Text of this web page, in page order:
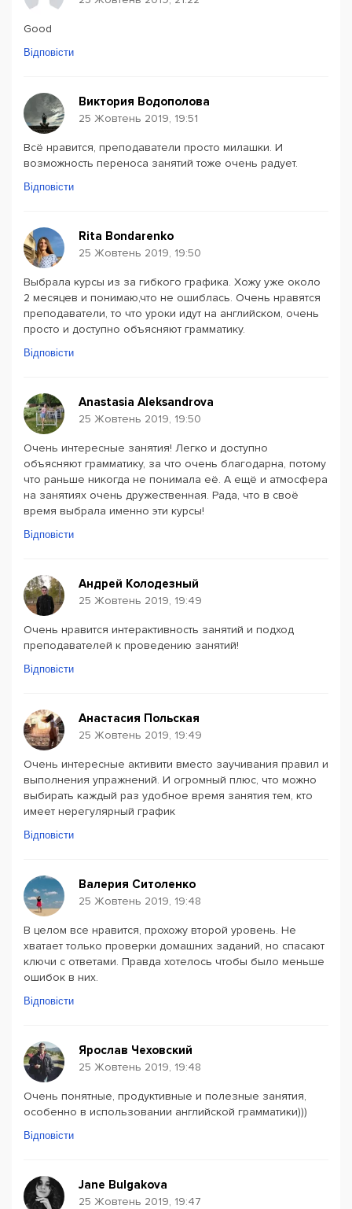
Good
Відповісти
Виктория Водополова
25 Жовтень 2019, 19:51
Всё нравится, преподаватели просто милашки. И
возможность переноса занятий тоже очень радует.
Відповісти
Rita Bondarenko
25 Жовтень 2019, 19:50
Выбрала курсы из за гибкого графика. Хожу уже около
2 месяцев и понимаю,что не ошиблась. Очень нравятся
преподаватели, то что уроки идут на английском, очень
просто и доступно объясняют грамматику.
Відповісти
Anastasia Aleksandrova
25 Жовтень 2019, 19:50
Очень интересные занятия! Легко и доступно
объясняют грамматику, за что очень благодарна, потому
что раньше никогда не понимала её. А ещё и атмосфера
на занятиях очень дружественная. Рада, что в своё
время выбрала именно эти курсы!
Відповісти
Андрей Колодезный
25 Жовтень 2019, 19:49
Очень нравится интерактивность занятий и подход
преподавателей к проведению занятий!
Відповісти
Анастасия Польская
25 Жовтень 2019, 19:49
Очень интересные активити вместо заучивания правил и
выполнения упражнений. И огромный плюс, что можно
выбирать каждый раз удобное время занятия тем, кто
имеет нерегулярный график
Відповісти
Валерия Ситоленко
25 Жовтень 2019, 19:48
В целом все нравится, прохожу второй уровень. Не
хватает только проверки домашних заданий, но спасают
ключи с ответами. Правда хотелось чтобы было меньше
ошибок в них.
Відповісти
Ярослав Чеховский
25 Жовтень 2019, 19:48
Очень понятные, продуктивные и полезные занятия,
особенно в использовании английской грамматики)))
Відповісти
Jane Bulgakova
25 Жовтень 2019, 19:47